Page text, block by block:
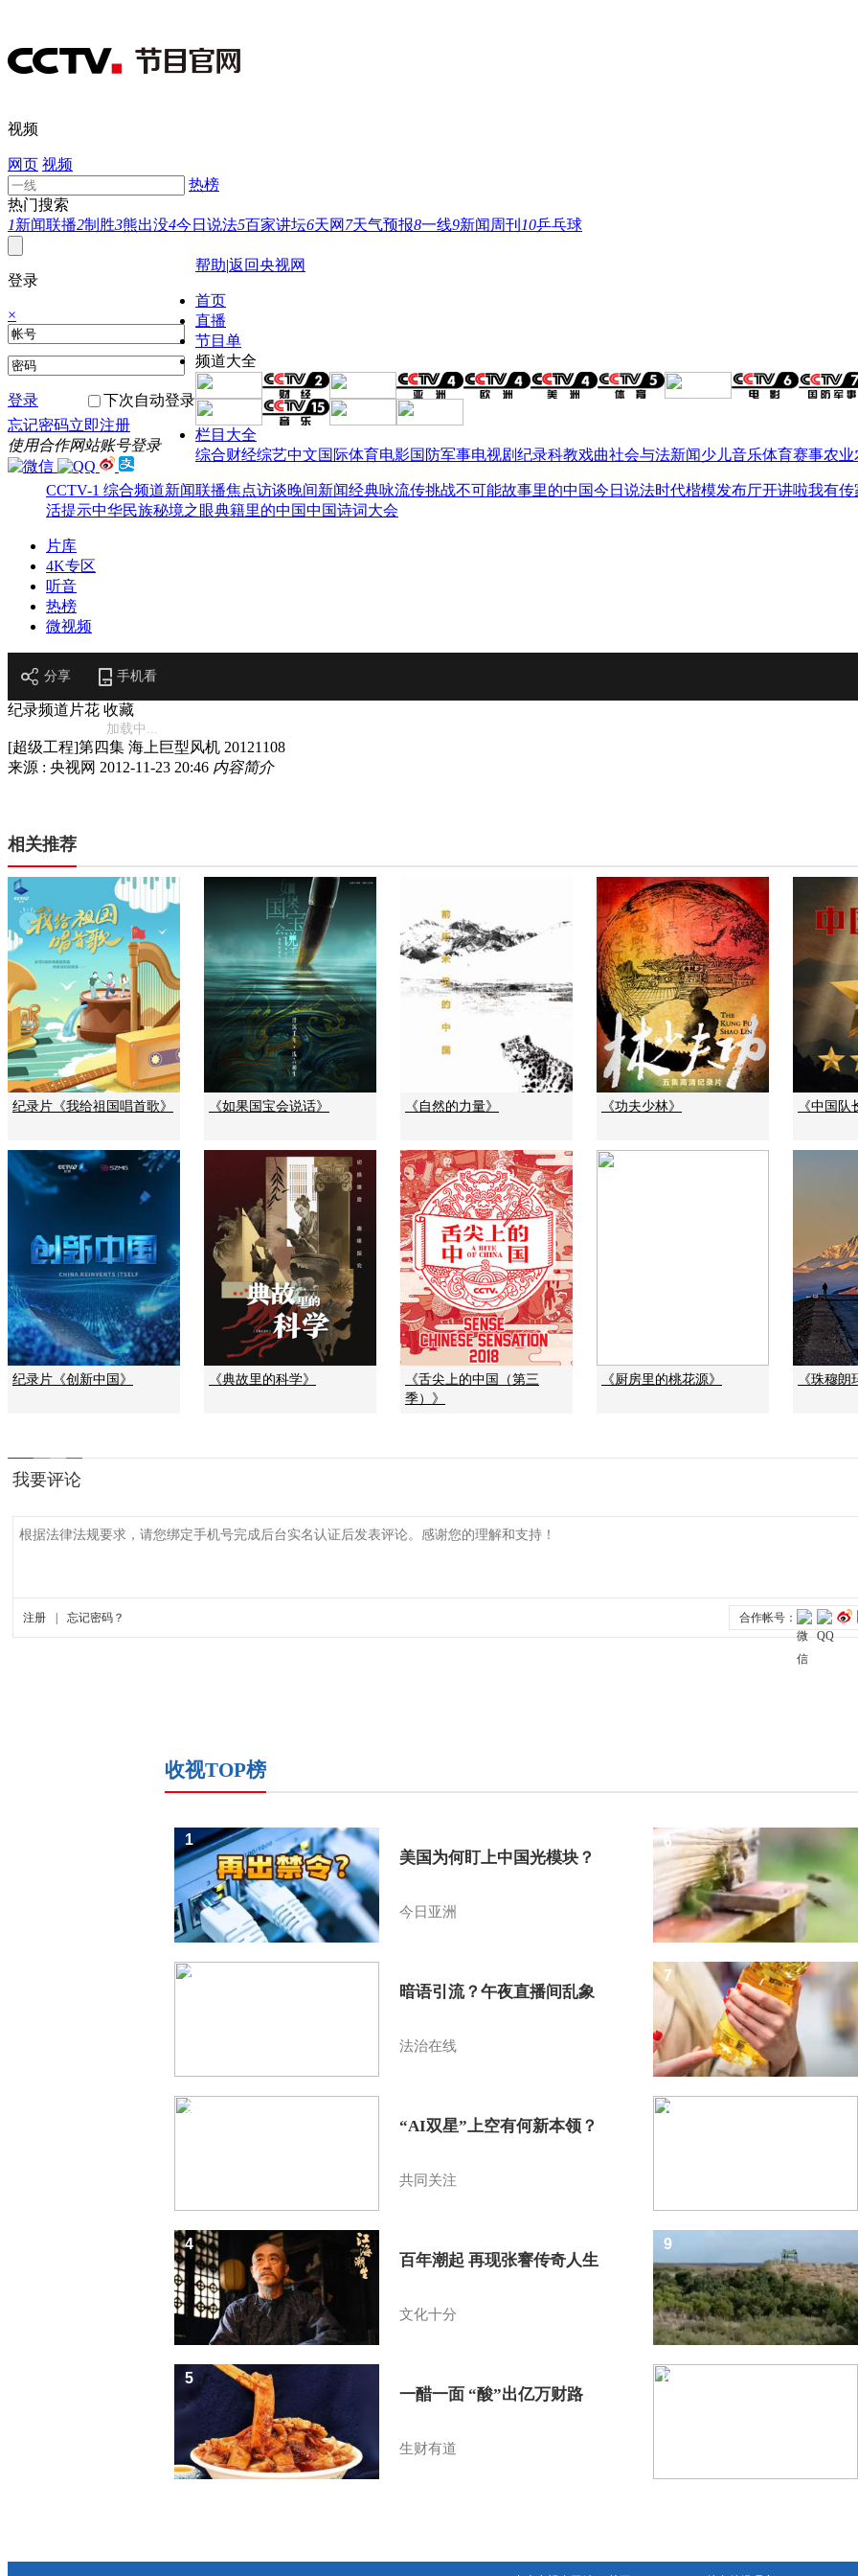
视频
网页 视频
热榜
热门搜索
1新闻联播2制胜3熊出没4今日说法5百家讲坛6天网 7天气预报8一线9新闻周刊 10乒乓球
登录
×
登录
下次自动登录
忘记密码立即注册
使用合作网站账号登录
帮助|返回央视网
首页
直播
节目单
频道大全
栏目大全
综合财经综艺中文国际体育电影国防军事电视剧纪录科教戏曲社会与法新闻少儿音乐体育赛事农业
CCTV-1 综合频道新闻联播焦点访谈晚间新闻经典咏流传挑战不可能故事里的中国今日说法时代楷模发布厅开讲啦我有传
活提示中华民族秘境之眼典籍里的中国中国诗词大会
片库
4K专区
听音
热榜
微视频
分享 手机看
纪录频道片花 收藏
加载中...
[超级工程]第四集 海上巨型风机 20121108
来源 : 央视网 2012-11-23 20:46 内容简介
相关推荐
纪录片《我给祖国唱首歌》 《如果国宝会说话》 《自然的力量》 《功夫少林》 《中国队
纪录片《创新中国》 《典故里的科学》
《舌尖上的中国（第三
季）》
《厨房里的桃花源》 《珠穆朗
收视TOP榜
美国为何盯上中国光模块？
今日亚洲
1
暗语引流？午夜直播间乱象
法治在线
2
“AI双星”上空有何新本领？
共同关注
3
百年潮起 再现张謇传奇人生
文化十分
4
一醋一面 “酸”出亿万财路
生财有道
5
6
7
8
9
10